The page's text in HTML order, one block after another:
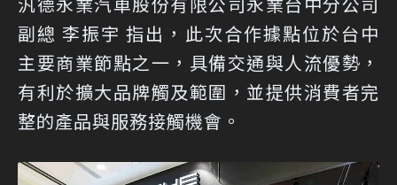
副總 李振宇 指出，此次合作據點位於台中
主要商業節點之一，具備交通與人流優勢，
有利於擴大品牌觸及範圍，並提供消費者完
整的產品與服務接觸機會。